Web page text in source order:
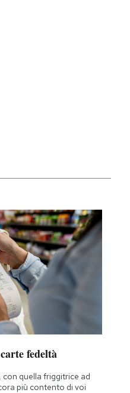
fedeltà
quella friggitrice ad
più contento di voi